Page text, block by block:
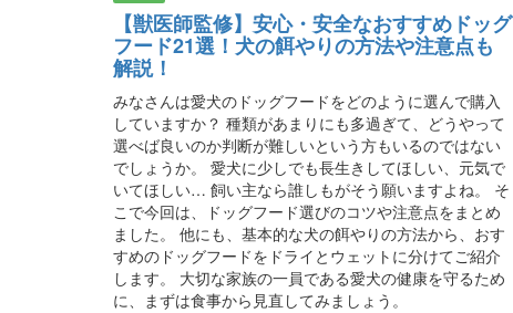
【獣医師監修】安心・安全なおすすめドッグ
フード21選！犬の餌やりの方法や注意点も
解説！
みなさんは愛犬のドッグフードをどのように選んで購入
していますか？ 種類があまりにも多過ぎて、どうやって
選べば良いのか判断が難しいという方もいるのではない
でしょうか。 愛犬に少しでも長生きしてほしい、元気で
いてほしい… 飼い主なら誰しもがそう願いますよね。 そ
こで今回は、ドッグフード選びのコツや注意点をまとめ
ました。 他にも、基本的な犬の餌やりの方法から、おす
すめのドッグフードをドライとウェットに分けてご紹介
します。 大切な家族の一員である愛犬の健康を守るため
に、まずは食事から見直してみましょう。